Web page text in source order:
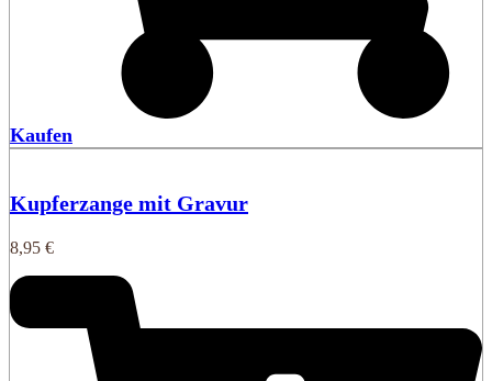
Kaufen
Kupferzange mit Gravur
8,95 €